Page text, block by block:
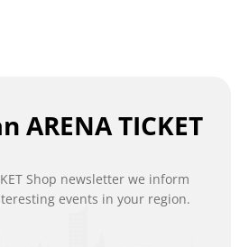
ARENA TICKET
Shop newsletter we inform
events in your region.